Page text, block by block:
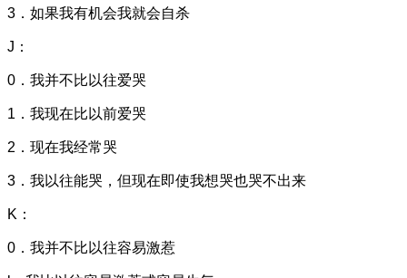
3．如果我有机会我就会自杀
J：
0．我并不比以往爱哭
1．我现在比以前爱哭
2．现在我经常哭
3．我以往能哭，但现在即使我想哭也哭不出来
K：
0．我并不比以往容易激惹